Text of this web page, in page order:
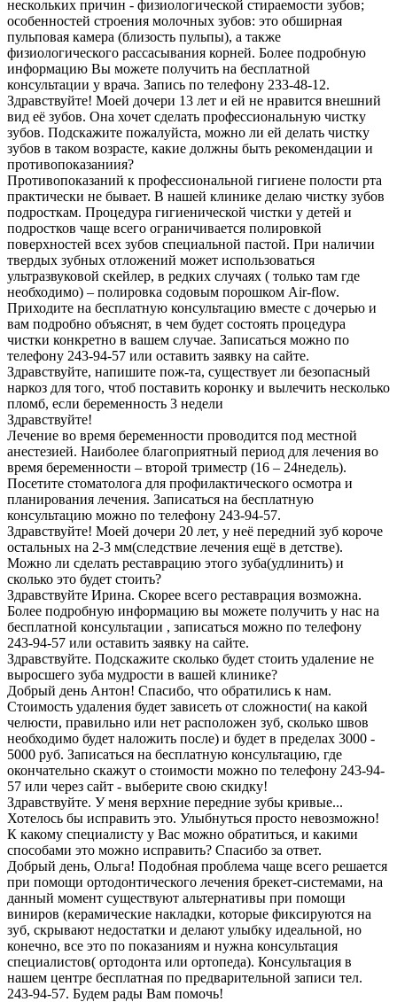
нескольких причин - физиологической стираемости зубов;
особенностей строения молочных зубов: это обширная
пульповая камера (близость пульпы), а также
физиологического рассасывания корней. Более подробную
информацию Вы можете получить на бесплатной
консультации у врача. Запись по телефону 233-48-12.
Здравствуйте! Моей дочери 13 лет и ей не нравится внешний
вид её зубов. Она хочет сделать профессиональную чистку
зубов. Подскажите пожалуйста, можно ли ей делать чистку
зубов в таком возрасте, какие должны быть рекомендации и
противопоказаниия?
Противопоказаний к профессиональной гигиене полости рта
практически не бывает. В нашей клинике делаю чистку зубов
подросткам. Процедура гигиенической чистки у детей и
подростков чаще всего ограничивается полировкой
поверхностей всех зубов специальной пастой. При наличии
твердых зубных отложений может использоваться
ультразвуковой скейлер, в редких случаях ( только там где
необходимо) – полировка содовым порошком Air-flow.
Приходите на бесплатную консультацию вместе с дочерью и
вам подробно объяснят, в чем будет состоять процедура
чистки конкретно в вашем случае. Записаться можно по
телефону 243-94-57 или оставить заявку на сайте.
Здравствуйте, напишите пож-та, существует ли безопасный
наркоз для того, чтоб поставить коронку и вылечить несколько
пломб, если беременность 3 недели
Здравствуйте!
Лечение во время беременности проводится под местной
анестезией. Наиболее благоприятный период для лечения во
время беременности – второй триместр (16 – 24недель).
Посетите стоматолога для профилактического осмотра и
планирования лечения. Записаться на бесплатную
консультацию можно по телефону 243-94-57.
Здравствуйте! Моей дочери 20 лет, у неё передний зуб короче
остальных на 2-3 мм(следствие лечения ещё в детстве).
Можно ли сделать реставрацию этого зуба(удлинить) и
сколько это будет стоить?
Здравствуйте Ирина. Скорее всего реставрация возможна.
Более подробную информацию вы можете получить у нас на
бесплатной консультации , записаться можно по телефону
243-94-57 или оставить заявку на сайте.
Здравствуйте. Подскажите сколько будет стоить удаление не
выросшего зуба мудрости в вашей клинике?
Добрый день Антон! Спасибо, что обратились к нам.
Стоимость удаления будет зависеть от сложности( на какой
челюсти, правильно или нет расположен зуб, сколько швов
необходимо будет наложить после) и будет в пределах 3000 -
5000 руб. Записаться на бесплатную консультацию, где
окончательно скажут о стоимости можно по телефону 243-94-
57 или через сайт - выберите свою скидку!
Здравствуйте. У меня верхние передние зубы кривые...
Хотелось бы исправить это. Улыбнуться просто невозможно!
К какому специалисту у Вас можно обратиться, и какими
способами это можно исправить? Спасибо за ответ.
Добрый день, Ольга! Подобная проблема чаще всего решается
при помощи ортодонтического лечения брекет-системами, на
данный момент существуют альтернативы при помощи
виниров (керамические накладки, которые фиксируются на
зуб, скрывают недостатки и делают улыбку идеальной, но
конечно, все это по показаниям и нужна консультация
специалистов( ортодонта или ортопеда). Консультация в
нашем центре бесплатная по предварительной записи тел.
243-94-57. Будем рады Вам помочь!